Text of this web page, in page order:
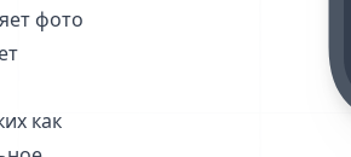
фото
как